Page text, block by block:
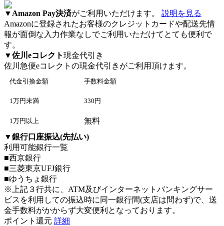
▼Amazon Pay決済がご利用いただけます。 説明を見る
Amazonに登録されたお客様のクレジットカードや配送先情
報が面倒な入力作業なしでご利用いただけてとても便利で
す。
▼佐川eコレクト現金代引き
佐川急便eコレクト の現金代引きがご利用頂けます。
代金引換金額 手数料金額
1万円未満 330円
1万円以上
無料
▼銀行口座振込(先払い)
利用可能銀行一覧
■西京銀行
■三菱東京UFJ銀行
■ゆうちょ銀行
※上記３行共に、ATM及びインターネットバンキングサー
ビスを利用しての振込時に同一銀行間(支店は問わず)で、送
金手数料がかからず大変便利となっております。
ポイント還元 詳細